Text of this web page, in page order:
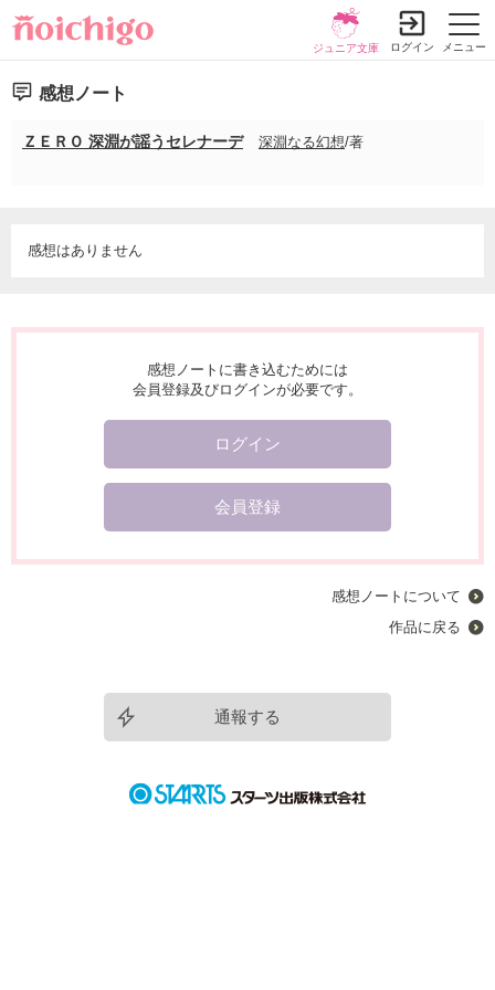
メニュー
ジュニア文庫 ログイン
感想ノート
ＺＥＲＯ 深淵が謡うセレナーデ 深淵なる幻想/著
感想はありません
感想ノートに書き込むためには
会員登録及びログインが必要です。
ログイン
会員登録
感想ノートについて
作品に戻る
通報する